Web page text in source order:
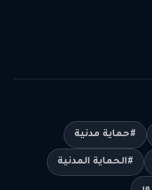
#حماية مدنية
#الحماية المدنية